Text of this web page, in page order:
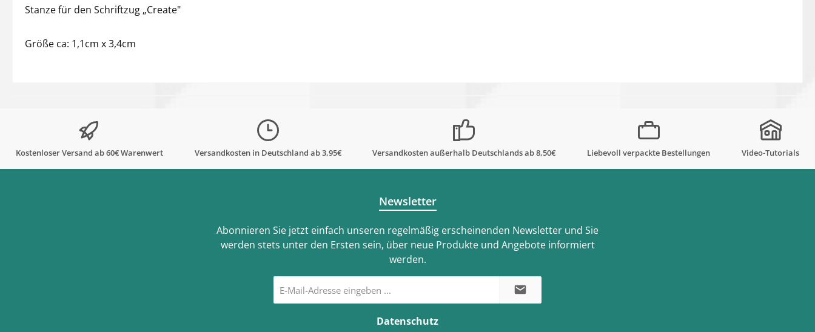
Stanze für den Schriftzug „Create"
Größe ca: 1,1cm x 3,4cm
Kostenloser Versand ab 60€ Warenwert Versandkosten in Deutschland ab 3,95€ Versandkosten außerhalb Deutschlands ab 8,50€ Liebevoll verpackte Bestellungen Video-Tutorials
Newsletter
Abonnieren Sie jetzt einfach unseren regelmäßig erscheinenden Newsletter und Sie
werden stets unter den Ersten sein, über neue Produkte und Angebote informiert
werden.
Mail-
Adresse
Datenschutz